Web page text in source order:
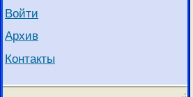
Войти
Архив
Контакты